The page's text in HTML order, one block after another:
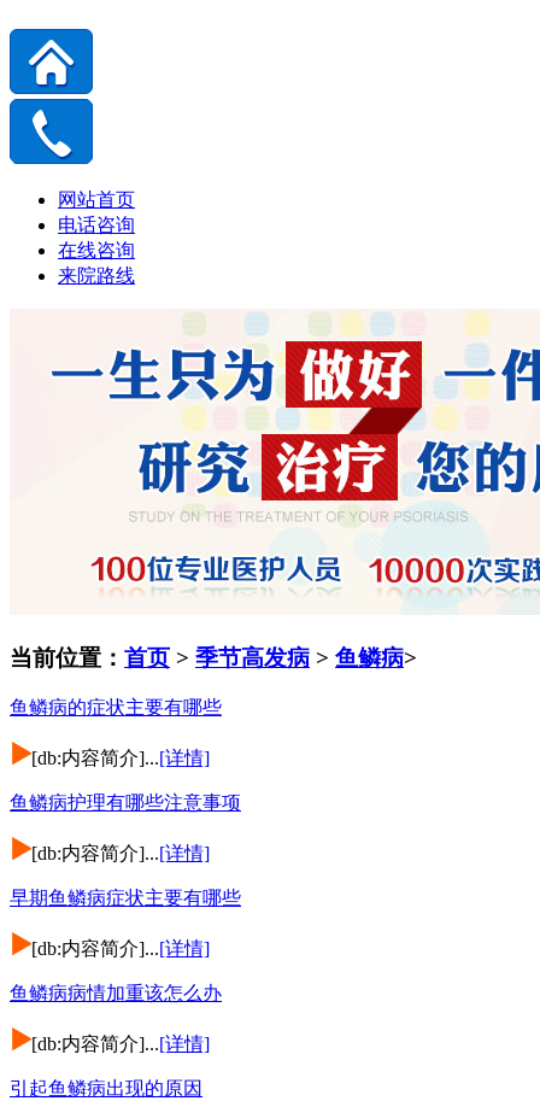
网站首页
电话咨询
在线咨询
来院路线
当前位置： 首页 > 季节高发病 > 鱼鳞病>
鱼鳞病的症状主要有哪些
[db:内容简介]...[详情]
鱼鳞病护理有哪些注意事项
[db:内容简介]...[详情]
早期鱼鳞病症状主要有哪些
[db:内容简介]...[详情]
鱼鳞病病情加重该怎么办
[db:内容简介]...[详情]
引起鱼鳞病出现的原因